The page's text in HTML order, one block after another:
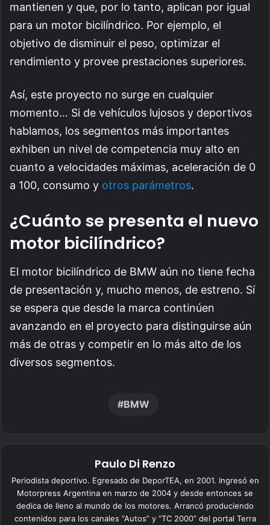
mantienen y que, por lo tanto, aplican por igual
para un motor bicilíndrico. Por ejemplo, el
objetivo de disminuir el peso, optimizar el
rendimiento y provee prestaciones superiores.
Así, este proyecto no surge en cualquier
momento… Si de vehículos lujosos y deportivos
hablamos, los segmentos más importantes
exhiben un nivel de competencia muy alto en
cuanto a velocidades máximas, aceleración de 0
a 100, consumo y otros parámetros.
¿Cuánto se presenta el nuevo
motor bicilíndrico?
El motor bicilíndrico de BMW aún no tiene fecha
de presentación y, mucho menos, de estreno. Sí
se espera que desde la marca continúen
avanzando en el proyecto para distinguirse aún
más de otras y competir en lo más alto de los
diversos segmentos.
BMW
Paulo Di Renzo
Periodista deportivo. Egresado de DeporTEA, en 2001. Ingresó en
Motorpress Argentina en marzo de 2004 y desde entonces se
dedica de lleno al mundo de los motores. Arrancó produciendo
contenidos para los canales “Autos” y “TC 2000” del portal Terra